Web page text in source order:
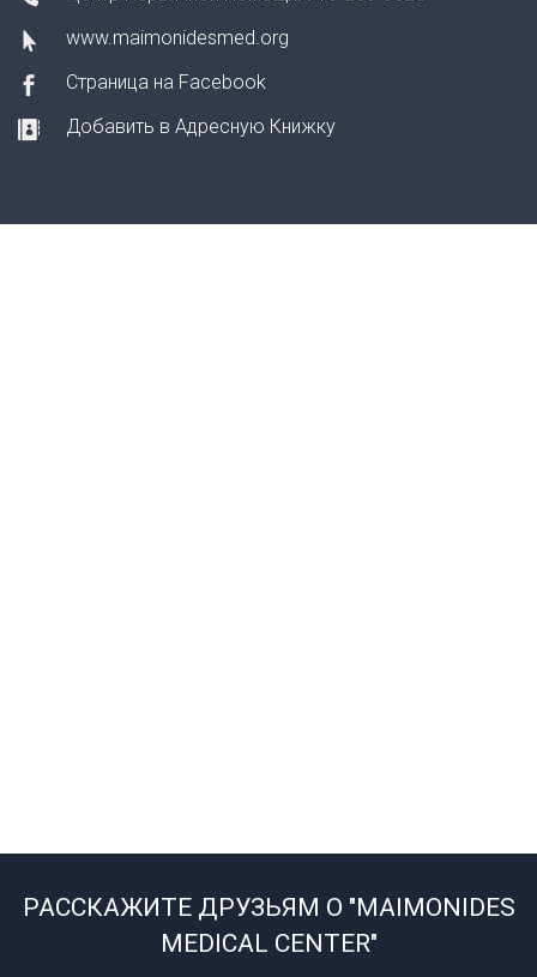
www.maimonidesmed.org
Страница на Facebook
Добавить в Адресную Книжку
РАССКАЖИТЕ ДРУЗЬЯМ О "MAIMONIDES
MEDICAL CENTER"